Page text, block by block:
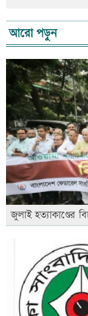
আরো পড়ুন
জুলাই হত্যাকাণ্ডের